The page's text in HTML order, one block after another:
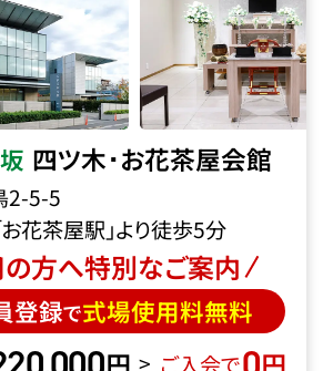
四ツ木･お花茶屋会館
2-5-5
花茶屋駅」より徒歩5分
方へ特別なご案内
登録で式場使用料無料
, > ご入会で